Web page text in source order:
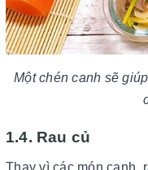
Một chén canh sẽ
1.4. Rau củ